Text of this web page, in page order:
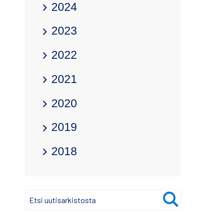
2024
2023
2022
2021
2020
2019
2018
Etsi
Hae